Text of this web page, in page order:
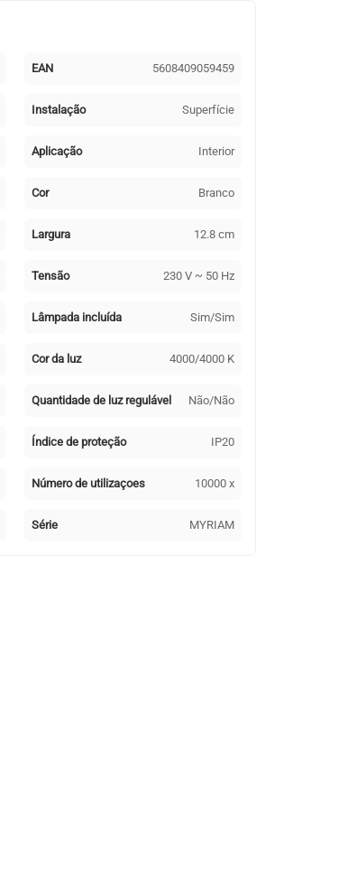
EAN 5608409059459
Instalação Superfície
Aplicação Interior
Cor Branco
Largura 12.8 cm
Tensão 230 V ~ 50 Hz
Lâmpada incluída Sim/Sim
Cor da luz 4000/4000 K
Quantidade de luz regulável Não/Não
Índice de proteção IP20
Número de utilizaçoes 10000 x
Série MYRIAM